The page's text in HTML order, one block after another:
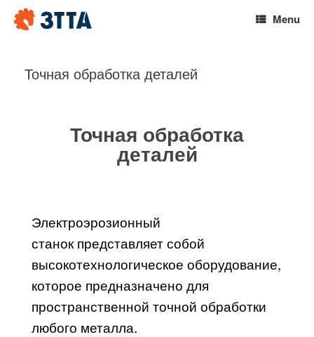
Menu
Точная обработка деталей
Точная обработка
деталей
Электроэрозионный
станок представляет собой
высокотехнологическое оборудование,
которое предназначено для
пространственной точной обработки
любого металла.